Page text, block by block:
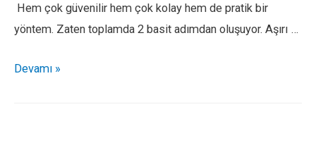
Hem çok güvenilir hem çok kolay hem de pratik bir
yöntem. Zaten toplamda 2 basit adımdan oluşuyor. Aşırı …
Livu
Devamı »